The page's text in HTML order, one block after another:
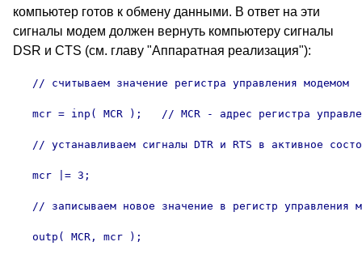
компьютер готов к обмену данными. В ответ на эти
сигналы модем должен вернуть компьютеру сигналы
DSR и CTS (см. главу "Аппаратная реализация"):
   // считываем значение регистра управления модемом
mcr = inp( MCR );   // MCR - адрес регистра
// устанавливаем сигналы DTR и RTS в активное
   mcr |= 3;
// записываем новое значение в регистр управления
   outp( MCR, mcr );